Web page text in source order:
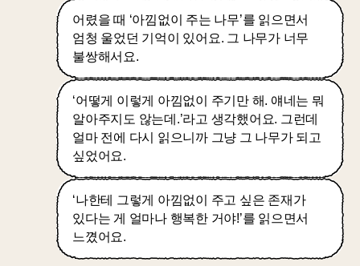
어렸을 때 ‘아낌없이 주는 나무’를 읽으면서
엄청 울었던 기억이 있어요. 그 나무가 너무
불쌍해서요.
‘어떻게 이렇게 아낌없이 주기만 해. 얘네는 뭐
알아주지도 않는데.’라고 생각했어요. 그런데
얼마 전에 다시 읽으니까 그냥 그 나무가 되고
싶었어요.
‘나한테 그렇게 아낌없이 주고 싶은 존재가
있다는 게 얼마나 행복한 거야!’를 읽으면서
느꼈어요.